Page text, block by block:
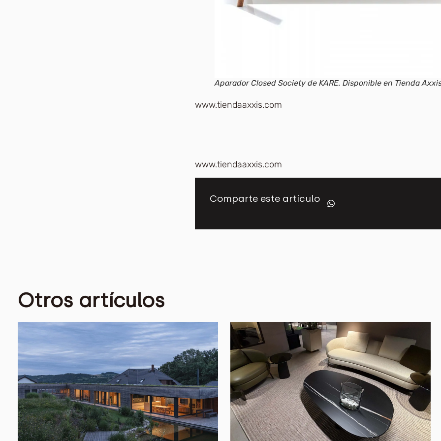
Aparador Closed Society de KARE. Disponible en Tienda
www.tiendaaxxis.com
www.tiendaaxxis.com
Comparte este artículo
Otros artículos